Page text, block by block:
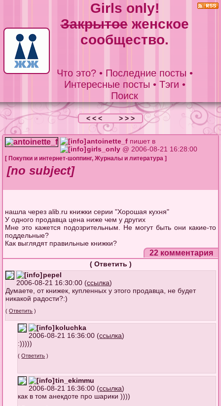
Girls only!
Закрытоеженское
сообщество.
Что это?• Последние посты •
Интересные посты • Тэги •
Поиск
< < < > > >
antoinette_f пишет в
girls_only @ 2006-08-21 16:28:00
[ Покупки и интернет-шоппинг,Журналы и литература ]
[no subject]
нашла через alib.ru книжки серии "Хорошая кухня"
У одного продавца цена ниже чем у других
Мне это кажется подозрительным. Не могут быть они какие-то
поддельные?
Как выглядят правильные книжки?
22 комментария
( Ответить )
pepel
2006-08-21 16:30:00 (ссылка)
Думаете, от книжек, купленных у этого продавца, не будет
никакой радости?:)
(Ответить )
koluchka
2006-08-21 16:36:00 (ссылка)
:)))))
(Ответить )
tin_ekimmu
2006-08-21 16:36:00 (ссылка)
как в том анекдоте про шарики ))))